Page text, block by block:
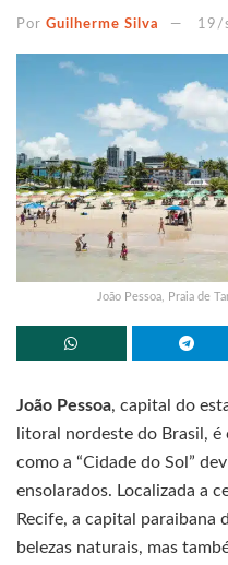
Por Guilherme Silva 19/
João Pessoa, Praia de
João Pessoa, capital do
litoral nordeste do Brasil,
como a “Cidade do Sol”
ensolarados. Localizada a
Recife, a capital paraibana
belezas naturais, mas